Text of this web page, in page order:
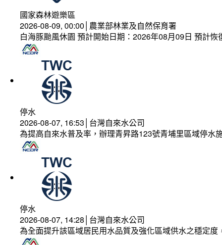
國家森林遊樂區
2026-08-09, 00:00│農業部林業及自然保育署
白海豚颱風休園 預計開始日期：2026年08月09日 預計
停水
2026-08-07, 16:53│台灣自來水公司
為提高自來水普及率，辦理青昇路123號青埔里區域停水
停水
2026-08-07, 14:28│台灣自來水公司
為全面提升該區域居民用水品質及強化區域供水之穩定